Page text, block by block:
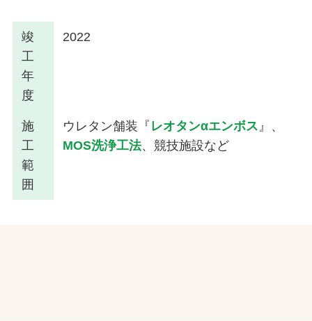
竣
工
年
度
2022
施
工
範
囲
ウレタン舗装『 レオタンαエンボス』、
MOS洗浄工法、競技施設など